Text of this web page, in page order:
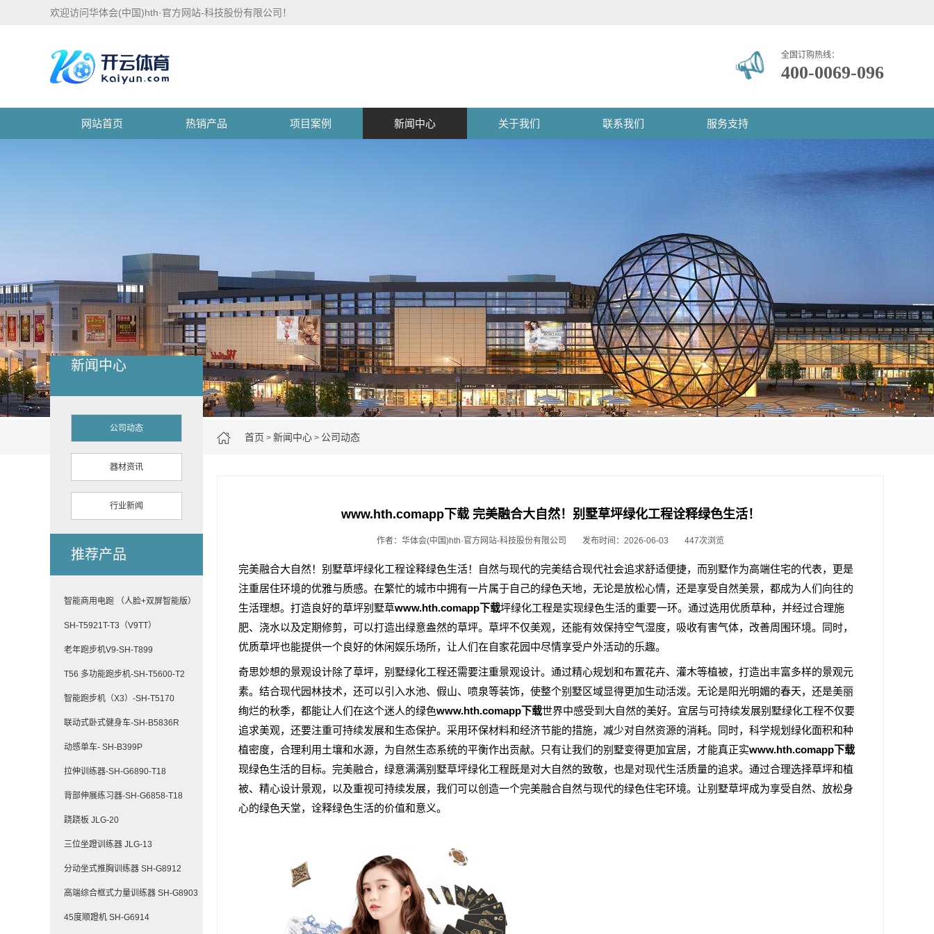
欢迎访问华体会(中国)hth·官方网站-科技股份有限公司！
全国订购热线：
400-0069-096
网站首页 热销产品 项目案例 新闻中心 关于我们 联系我们 服务支持
首页 > 新闻中心 > 公司动态
新闻中心
公司动态
器材资讯
行业新闻
推荐产品
智能商用电跑 （人脸+双屏智能版）
SH-T5921T-T3（V9TT）
老年跑步机V9-SH-T899
T56 多功能跑步机-SH-T5600-T2
智能跑步机（X3）-SH-T5170
联动式卧式健身车-SH-B5836R
动感单车- SH-B399P
拉伸训练器-SH-G6890-T18
背部伸展练习器-SH-G6858-T18
跷跷板 JLG-20
三位坐蹬训练器 JLG-13
分动坐式推胸训练器 SH-G8912
高端综合框式力量训练器 SH-G8903
45度顺蹬机 SH-G6914
www.hth.comapp下载 完美融合大自然！别墅草坪绿化工程诠释绿色生活！
作者：华体会(中国)hth·官方网站-科技股份有限公司 发布时间：2026-06-03 447次浏览
完美融合大自然！别墅草坪绿化工程诠释绿色生活！自然与现代的完美结合现代社会追求舒适便捷，而别墅作为高端住宅的代表，更是
注重居住环境的优雅与质感。在繁忙的城市中拥有一片属于自己的绿色天地，无论是放松心情，还是享受自然美景，都成为人们向往的
生活理想。打造良好的草坪别墅草www.hth.comapp下载坪绿化工程是实现绿色生活的重要一环。通过选用优质草种，并经过合理施
肥、浇水以及定期修剪，可以打造出绿意盎然的草坪。草坪不仅美观，还能有效保持空气湿度，吸收有害气体，改善周围环境。同时，
优质草坪也能提供一个良好的休闲娱乐场所，让人们在自家花园中尽情享受户外活动的乐趣。
奇思妙想的景观设计除了草坪，别墅绿化工程还需要注重景观设计。通过精心规划和布置花卉、灌木等植被，打造出丰富多样的景观元
素。结合现代园林技术，还可以引入水池、假山、喷泉等装饰，使整个别墅区域显得更加生动活泼。无论是阳光明媚的春天，还是美丽
绚烂的秋季，都能让人们在这个迷人的绿色www.hth.comapp下载世界中感受到大自然的美好。宜居与可持续发展别墅绿化工程不仅要
追求美观，还要注重可持续发展和生态保护。采用环保材料和经济节能的措施，减少对自然资源的消耗。同时，科学规划绿化面积和种
植密度，合理利用土壤和水源，为自然生态系统的平衡作出贡献。只有让我们的别墅变得更加宜居，才能真正实www.hth.comapp下载
现绿色生活的目标。完美融合，绿意满满别墅草坪绿化工程既是对大自然的致敬，也是对现代生活质量的追求。通过合理选择草坪和植
被、精心设计景观，以及重视可持续发展，我们可以创造一个完美融合自然与现代的绿色住宅环境。让别墅草坪成为享受自然、放松身
心的绿色天堂，诠释绿色生活的价值和意义。